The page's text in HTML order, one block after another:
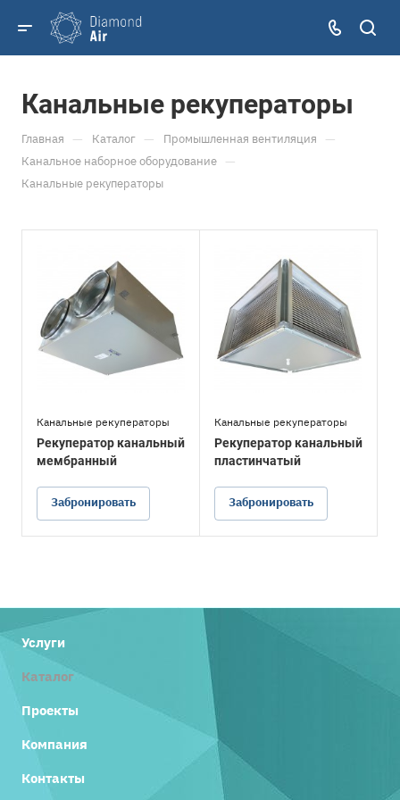
Канальные рекуператоры
Главная — Каталог — Промышленная вентиляция —
Канальное наборное оборудование —
Канальные рекуператоры
Канальные рекуператоры
Рекуператор канальный
мембранный
Забронировать
Канальные рекуператоры
Рекуператор канальный
пластинчатый
Забронировать
Услуги
Каталог
Проекты
Компания
Контакты